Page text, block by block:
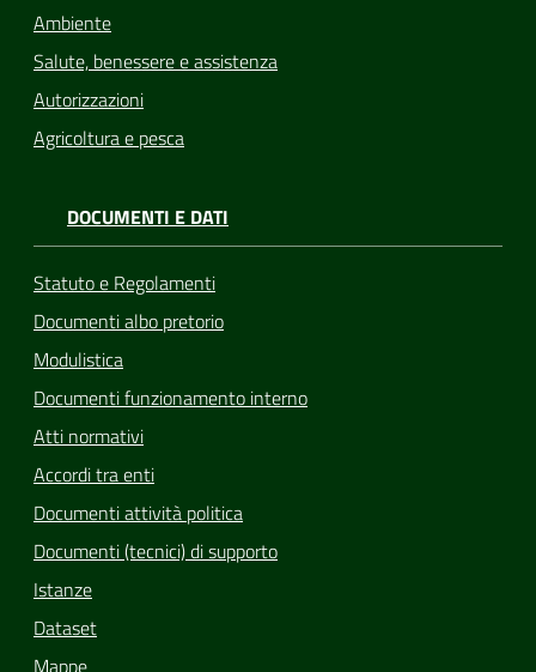
Ambiente
Salute, benessere e assistenza
Autorizzazioni
Agricoltura e pesca
DOCUMENTI E DATI
Statuto e Regolamenti
Documenti albo pretorio
Modulistica
Documenti funzionamento interno
Atti normativi
Accordi tra enti
Documenti attività politica
Documenti (tecnici) di supporto
Istanze
Dataset